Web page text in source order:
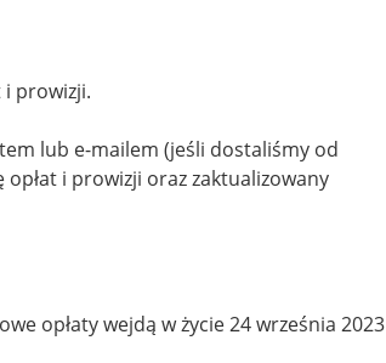
i prowizji.
lub e-mailem (jeśli dostaliśmy od
i prowizji oraz zaktualizowany
opłaty wejdą w życie 24 września 2023